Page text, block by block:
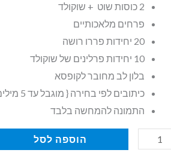
2 כוסות שוט + שוקולד
פרחים מלאכותיים
20 יחידות פררו רושה
10 יחידות פרלינים של שוקולד
בלון לב מחובר לקופסא
כיתובים לפי בחירה { מוגבל עד 5 מילים לכל צד }
התמונה להמחשה בלבד
כמות
הוספה לסל